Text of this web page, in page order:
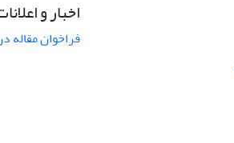
اخبار و
فراخوان مقاله